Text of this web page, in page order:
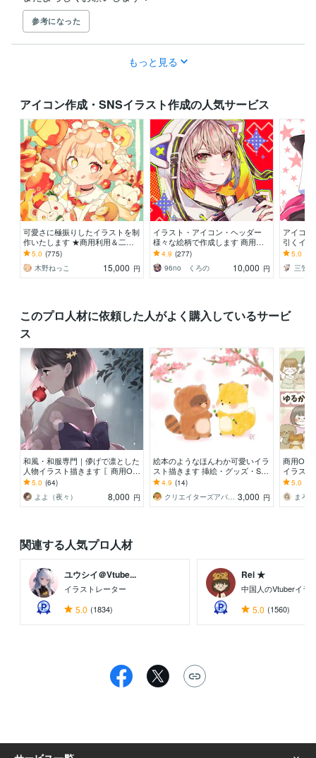
参考になった
もっと見る
アイコン作成・SNSイラスト作成の人気サービス
可愛さに極振りしたイラストを制
作いたします ★商用利用＆二次
利用込み！ミニキャラは小物２点
まで無料！★
5.0 (775)
木野ねっこ
15,000 円
イラスト・アイコン・ヘッダー
様々な絵柄で作成します 商用
可！似顔絵・ブログ・インスタ・
動画配信サムネ等用途様々！
4.9 (277)
96no くろの
10,000 円
アイコ
引くイ
ム、サム
5.0
三笠
このプロ人材に依頼した人がよく購入しているサービ
ス
和風・和服専門｜儚げで凛とした
人物イラスト描きます 〖商用O
K〗MV /装画/サムネイルなど丁寧
に制作いたします
5.0 (64)
よよ（夜々）
8,000 円
絵本のようなほんわか可愛いイラ
スト描きます 挿絵・グッズ・SN
S・ヘッダーに可愛いイラストお
任せ下さい
4.9 (14)
クリエイターズアパートメントチーム 3,000 円
商用OK‪✩優しい癒しのゆるかわ
イラス
絵、ウ
トなど
5.0
関連する人気プロ人材
ユウシイ＠Vtube...
イラストレーター
5.0 (1834)
Rei ★
中国人のVtuberイラ
5.0 (1560)